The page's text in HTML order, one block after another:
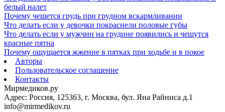
белый налет
Почему чешется грудь при грудном вскармливании
Что делать если у девочки покраснели половые губы
Что делать если у мужчин на грудине появились и чешутся
красные пятна
Почему ощущается жжение в пятках при ходьбе и в покое
Авторы
Пользовательское соглашение
Контакты
Мирмедиков.ру
Адрес: Россия, 125363, г. Москва, бул. Яна Райниса д.1
info@mirmedikov.ru